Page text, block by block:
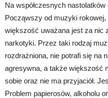
Na współczesnych
Począwszy od muzyki rokowej,
większość uważana jest za nic
narkotyki. Przez taki rodzaj
rozdrażniona, nie potrafi się na
agresywna, a także większość
sobie oraz nie ma przyjaciół.
Problem papierosów, alkoholu